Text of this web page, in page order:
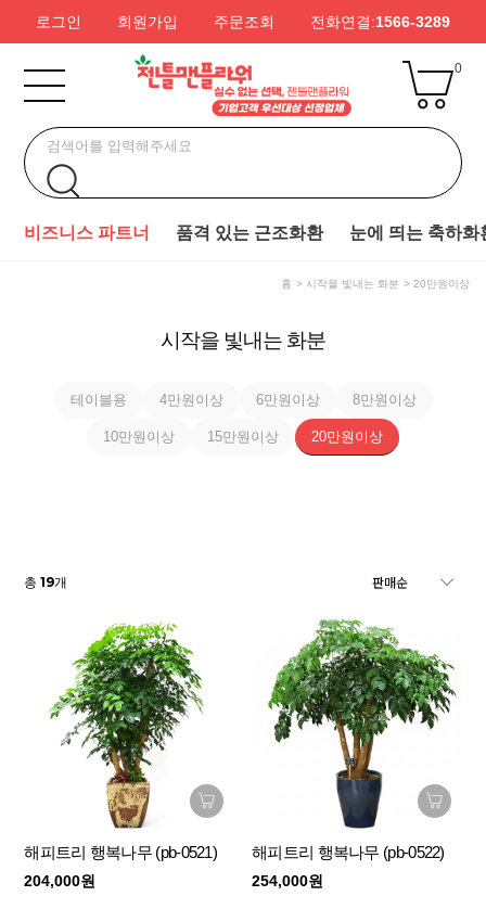
로그인 회원가입 주문조회 전화연결:1566-3289
0
비즈니스 파트너 품격 있는 근조화환 눈에 띄는 축하화
홈 시작을 빛내는 화분 20만원이상
시작을 빛내는 화분
테이블용 4만원이상 6만원이상 8만원이상
10만원이상 15만원이상 20만원이상
총19개
해피트리 행복나무 (pb-0521)
204,000원
해피트리 행복나무 (pb-0522)
254,000원